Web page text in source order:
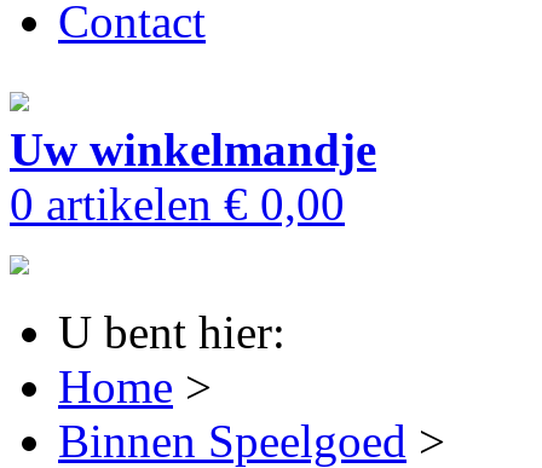
Contact
Uw winkelmandje
0 artikelen € 0,00
U bent hier:
Home >
Binnen Speelgoed >